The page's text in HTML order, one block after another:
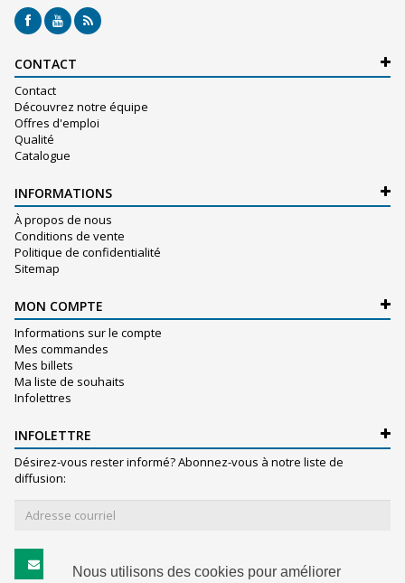
Nous utilisons des cookies pour améliorer
CONTACT
Contact
Découvrez notre équipe
Offres d'emploi
Qualité
Catalogue
INFORMATIONS
À propos de nous
Conditions de vente
Politique de confidentialité
Sitemap
MON COMPTE
Informations sur le compte
Mes commandes
Mes billets
Ma liste de souhaits
Infolettres
INFOLETTRE
Désirez-vous rester informé? Abonnez-vous à notre liste de
diffusion:
S'abonner